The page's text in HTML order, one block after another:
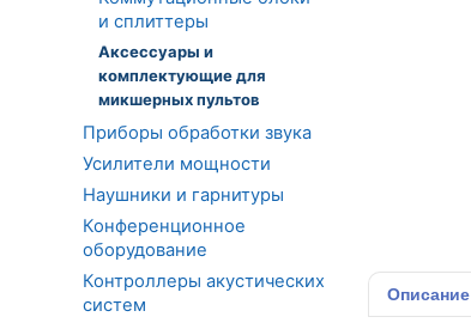
и сплиттеры
Аксессуары и
комплектующие для
микшерных пультов
Приборы обработки звука
Усилители мощности
Наушники и гарнитуры
Конференционное
оборудование
Контроллеры акустических
систем
Описание